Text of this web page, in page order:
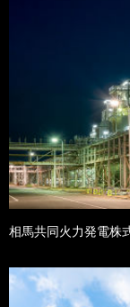
相馬共同火力発電